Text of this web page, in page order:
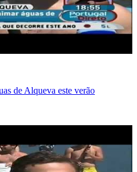
de Alqueva este verão